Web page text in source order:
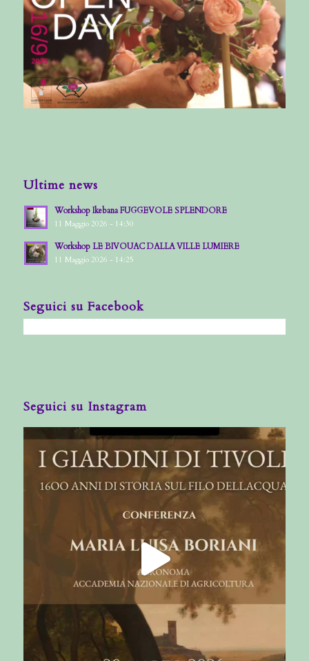
Ultime news
Workshop Ikebana FUGGEVOLE SPLENDORE
11 Maggio 2026 - 14:30
Workshop LE BIVOUAC DALLA VILLE LUMIERE
11 Maggio 2026 - 14:25
Seguici su Facebook
Seguici su Instagram